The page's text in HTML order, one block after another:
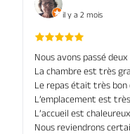
il y a 2 mois
Nous avons passé
La chambre est très
Le repas était très bon
L’emplacement est
L’accueil est
Nous reviendrons